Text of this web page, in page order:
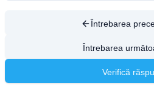
Întrebarea
Întrebarea
Verifică